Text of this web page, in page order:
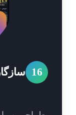
سازگاری